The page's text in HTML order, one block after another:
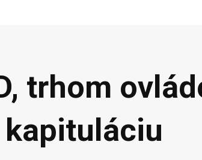
trhom